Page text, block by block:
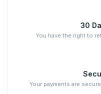
30
You have the right to
Your payments are